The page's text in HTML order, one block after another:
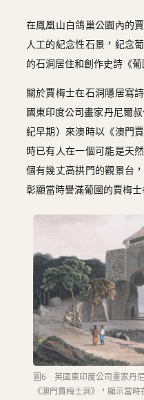
在鳳凰山白鴿巢公園內的
人工的紀念性石景，紀念
的石洞居住和創作史詩《葡
關於賈梅士在石洞隱居寫
國東印度公司畫家丹尼爾
紀早期）來澳時以《澳門
時已有人在一個可能是天
個有幾丈高拱門的觀景台
彰顯當時譽滿葡國的賈梅
圖6 英國東印度公司畫家丹
《澳門賈梅士洞》，顯示當